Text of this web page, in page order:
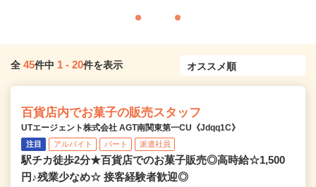
全 45件中 1 - 20件を表示
百貨店内でお菓子の販売スタッフ
UTエージェント株式会社 AGT南関東第一CU《Jdqq1C》
注目 アルバイト パート 派遣社員
駅チカ徒歩2分★百貨店でのお菓子販売◎高時給☆1,500
円♪残業少なめ☆ 接客経験者歓迎◎